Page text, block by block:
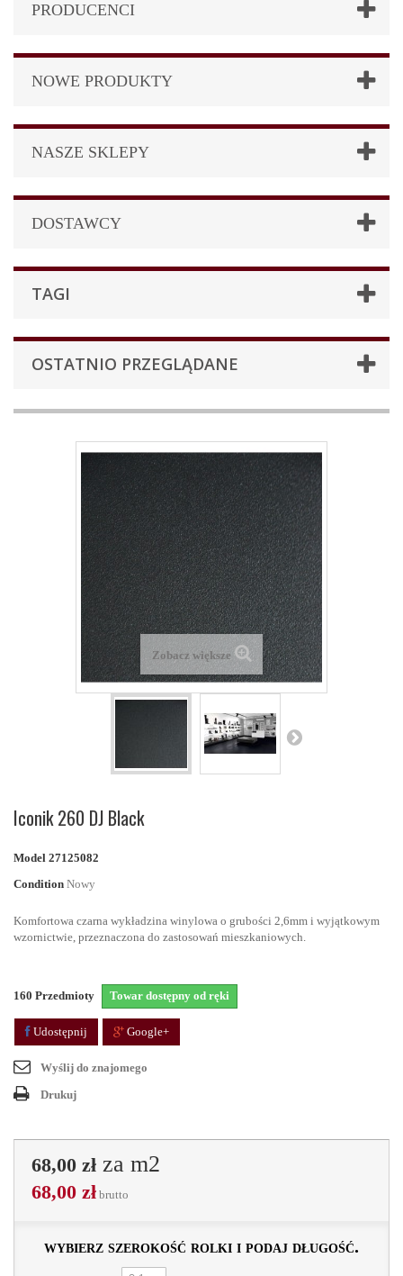
PRODUCENCI
NOWE PRODUKTY
NASZE SKLEPY
DOSTAWCY
TAGI
OSTATNIO PRZEGLĄDANE
Zobacz większe
Iconik 260 DJ Black
Model 27125082
Condition Nowy
Komfortowa czarna wykładzina winylowa o grubości 2,6mm i wyjątkowym
wzornictwie, przeznaczona do zastosowań mieszkaniowych.
160 Przedmioty Towar dostępny od ręki
Udostępnij Google+
Wyślij do znajomego
Drukuj
68,00 zł za m2
68,00 zł brutto
wybierz szerokość rolki i podaj długość.